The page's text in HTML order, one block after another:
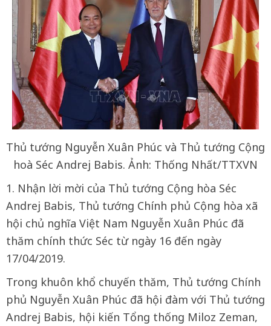
Thủ tướng Nguyễn Xuân Phúc và Thủ tướng Cộng
hoà Séc Andrej Babis. Ảnh: Thống Nhất/TTXVN
1. Nhận lời mời của Thủ tướng Cộng hòa Séc
Andrej Babis, Thủ tướng Chính phủ Cộng hòa xã
hội chủ nghĩa Việt Nam Nguyễn Xuân Phúc đã
thăm chính thức Séc từ ngày 16 đến ngày
17/04/2019.
Trong khuôn khổ chuyến thăm, Thủ tướng Chính
phủ Nguyễn Xuân Phúc đã hội đàm với Thủ tướng
Andrej Babis, hội kiến Tổng thống Miloz Zeman,